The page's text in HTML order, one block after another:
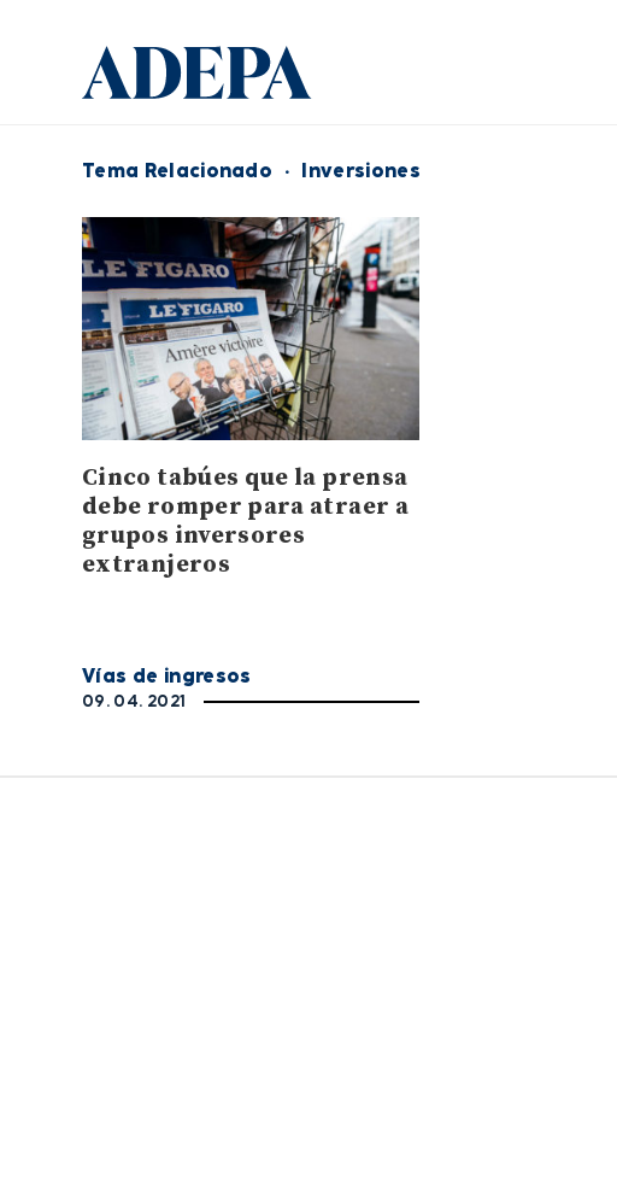
Tema Relacionado · Inversiones
Cinco tabúes que la prensa
debe romper para atraer a
grupos inversores
extranjeros
Vías de ingresos
09. 04. 2021